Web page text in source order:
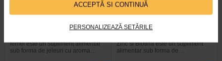
ACCEPTĂ SI CONTINUĂ
PERSONALIZEAZĂ SETĂRILE
Maxitonic pentru femei, 60
jeleuri, BENESIO
femei este un supliment alimentar
sub forma de jeleuri cu aroma…
COLAGEN + Vit C, Zinc si
Biotina, 20 comprimate…
Zinc si Biotina este un supliment
alimentar sub forma de…